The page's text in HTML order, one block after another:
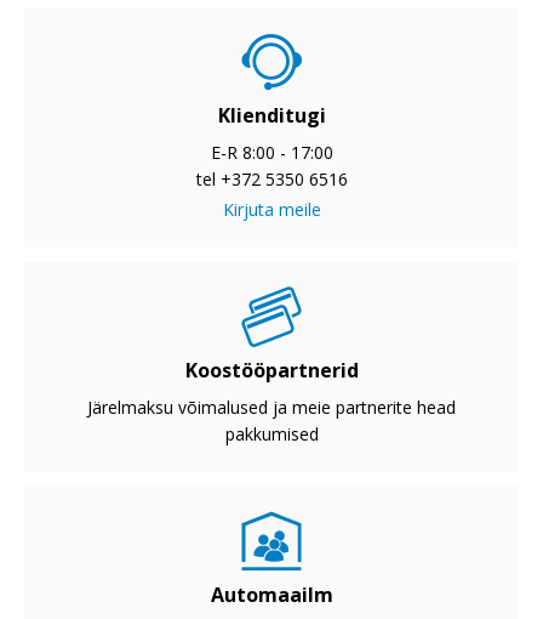
Klienditugi
E-R 8:00 - 17:00
tel +372 5350 6516
Kirjuta meile
Koostööpartnerid
Järelmaksu võimalused ja meie partnerite head
pakkumised
Automaailm